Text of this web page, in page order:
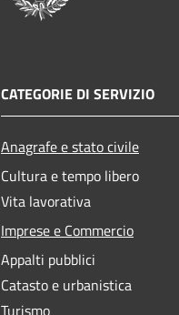
CATEGORIE DI SERVIZIO
Anagrafe e stato civile
Cultura e tempo libero
Vita lavorativa
Imprese e Commercio
Appalti pubblici
Catasto e urbanistica
Turismo